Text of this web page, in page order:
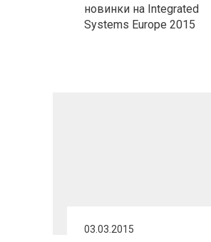
новинки на Integrated
Systems Europe 2015
03.03.2015